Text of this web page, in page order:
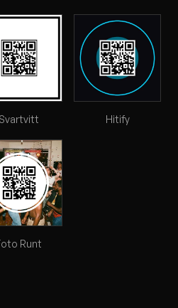
Svartvitt Hitify
Runt